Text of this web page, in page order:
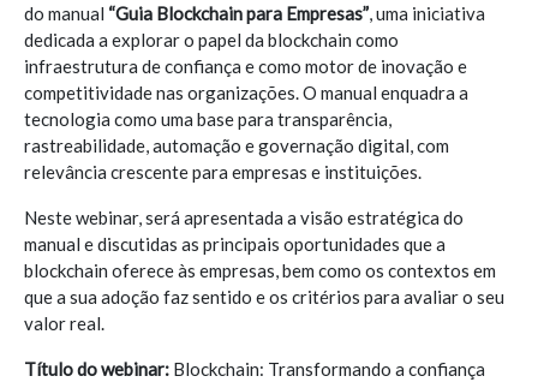
do manual “Guia Blockchain para Empresas” , uma iniciativa
dedicada a explorar o papel da blockchain como
infraestrutura de confiança e como motor de inovação e
competitividade nas organizações. O manual enquadra a
tecnologia como uma base para transparência,
rastreabilidade, automação e governação digital, com
relevância crescente para empresas e instituições.
Neste webinar, será apresentada a visão estratégica do
manual e discutidas as principais oportunidades que a
blockchain oferece às empresas, bem como os contextos em
que a sua adoção faz sentido e os critérios para avaliar o seu
valor real.
Título do webinar: Blockchain: Transformando a confiança